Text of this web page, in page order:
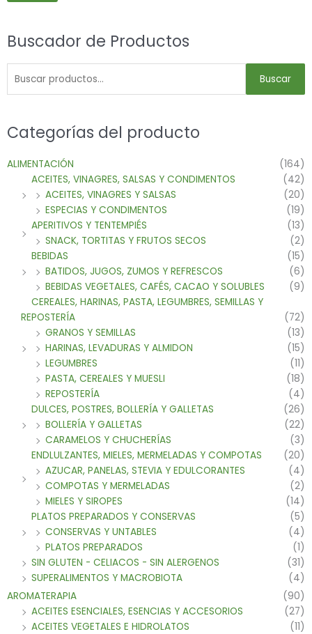
Buscador de Productos
Buscar
Categorías del producto
ALIMENTACIÓN
(164)
ACEITES, VINAGRES, SALSAS Y CONDIMENTOS
(42)
ACEITES, VINAGRES Y SALSAS
(20)
ESPECIAS Y CONDIMENTOS
(19)
APERITIVOS Y TENTEMPIÉS
(13)
SNACK, TORTITAS Y FRUTOS SECOS
(2)
BEBIDAS
(15)
BATIDOS, JUGOS, ZUMOS Y REFRESCOS
(6)
BEBIDAS VEGETALES, CAFÉS, CACAO Y SOLUBLES
(9)
CEREALES, HARINAS, PASTA, LEGUMBRES, SEMILLAS Y
REPOSTERÍA
(72)
GRANOS Y SEMILLAS
(13)
HARINAS, LEVADURAS Y ALMIDON
(15)
LEGUMBRES
(11)
PASTA, CEREALES Y MUESLI
(18)
REPOSTERÍA
(4)
DULCES, POSTRES, BOLLERÍA Y GALLETAS
(26)
BOLLERÍA Y GALLETAS
(22)
CARAMELOS Y CHUCHERÍAS
(3)
ENDLULZANTES, MIELES, MERMELADAS Y COMPOTAS
(20)
AZUCAR, PANELAS, STEVIA Y EDULCORANTES
(4)
COMPOTAS Y MERMELADAS
(2)
MIELES Y SIROPES
(14)
PLATOS PREPARADOS Y CONSERVAS
(5)
CONSERVAS Y UNTABLES
(4)
PLATOS PREPARADOS
(1)
SIN GLUTEN - CELIACOS - SIN ALERGENOS
(31)
SUPERALIMENTOS Y MACROBIOTA
(4)
AROMATERAPIA
(90)
ACEITES ESENCIALES, ESENCIAS Y ACCESORIOS
(27)
ACEITES VEGETALES E HIDROLATOS
(11)